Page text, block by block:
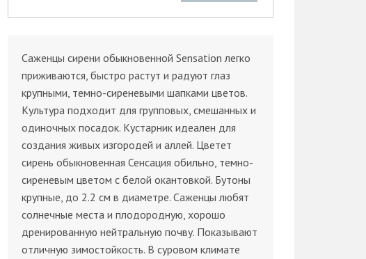
Саженцы сирени обыкновенной Sensation легко
приживаются, быстро растут и радуют глаз
крупными, темно-сиреневыми шапками цветов.
Культура подходит для групповых, смешанных и
одиночных посадок. Кустарник идеален для
создания живых изгородей и аллей. Цветет
сирень обыкновенная Сенсация обильно, темно-
сиреневым цветом с белой окантовкой. Бутоны
крупные, до 2.2 см в диаметре. Саженцы любят
солнечные места и плодородную, хорошо
дренированную нейтральную почву. Показывают
отличную зимостойкость. В суровом климате